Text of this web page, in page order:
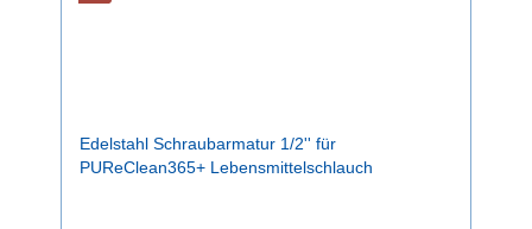
Edelstahl Schraubarmatur 1/2'' für
PUReClean365+ Lebensmittelschlauch